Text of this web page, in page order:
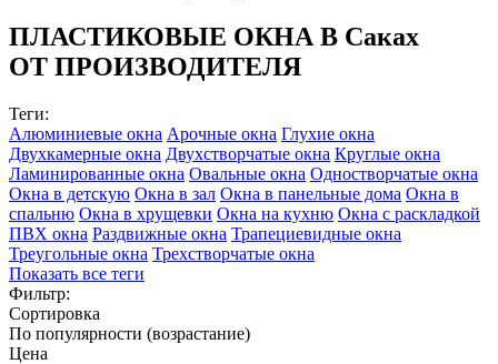
ПЛАСТИКОВЫЕ ОКНА В Саках
ОТ ПРОИЗВОДИТЕЛЯ
Теги:
Алюминиевые окна Арочные окна Глухие окна
Двухкамерные окна Двухстворчатые окна Круглые окна
Ламинированные окна Овальные окна Одностворчатые окна
Окна в детскую Окна в зал Окна в панельные дома Окна в
спальню Окна в хрущевки Окна на кухню Окна с раскладкой
ПВХ окна Раздвижные окна Трапециевидные окна
Треугольные окна Трехстворчатые окна
Показать все теги
Фильтр:
Сортировка
По популярности (возрастание)
Цена